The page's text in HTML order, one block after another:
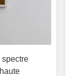
spectre